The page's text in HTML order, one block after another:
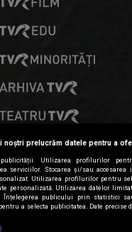
PRESELECȚII
noștri prelucrăm datele pentru a
Utilizarea profilurilor
serviciilor. Stocarea și/sau
Utilizarea profilurilor pentru
personalizată. Utilizarea datelor
Înțelegerea publicului prin statistici
a selecta publicitatea. Date precise